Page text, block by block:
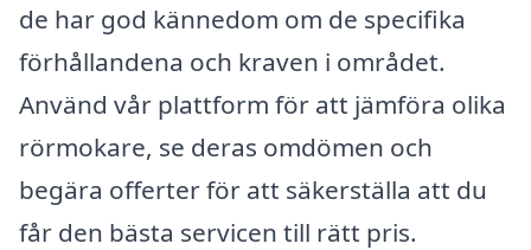
de har god kännedom om de specifika
förhållandena och kraven i området.
Använd vår plattform för att jämföra olika
rörmokare, se deras omdömen och
begära offerter för att säkerställa att du
får den bästa servicen till rätt pris.